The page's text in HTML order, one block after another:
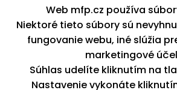
K stiahnutiu
Blog
Kontakt
Kariéra
XML feed
Web mfp.cz používa
Niektoré tieto súbory sú
fungovanie webu, iné slúžia
marketingové
Súhlas udelíte kliknutím na
Nastavenie vykonáte